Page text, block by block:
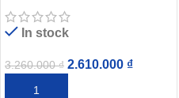
Lạnh
In stock
3.260.000₫ 2.610.000 ₫
THÊM VÀO GIỎ HÀNG